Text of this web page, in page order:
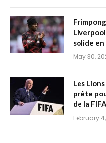
solide
May 30,
Les
prête
de la FIFA
February